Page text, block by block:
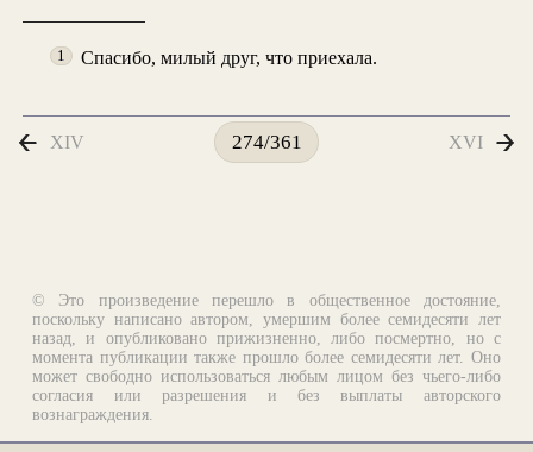
1 Спасибо, милый друг, что приехала.
XIV 274/361 XVI
© Это произведение перешло в общественное достояние,
поскольку написано автором, умершим более семидесяти лет
назад, и опубликовано прижизненно, либо посмертно, но с
момента публикации также прошло более семидесяти лет. Оно
может свободно использоваться любым лицом без чьего-либо
согласия или разрешения и без выплаты авторского
вознаграждения.